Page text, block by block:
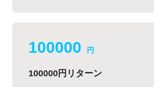
100000 円
100000円リターン